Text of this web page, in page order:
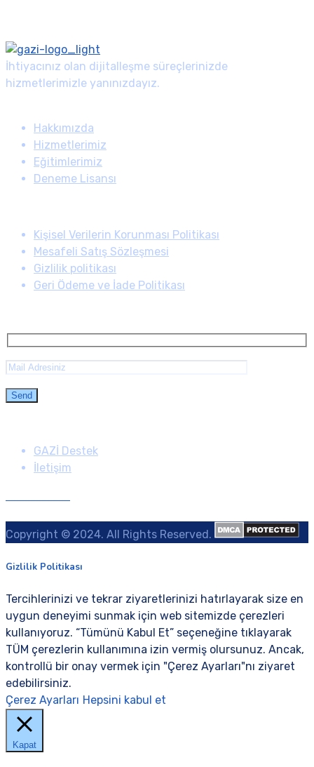
İhtiyacınız olan dijitalleşme süreçlerinizde
hizmetlerimizle yanınızdayız.
Hakkımızda
Hizmetlerimiz
Eğitimlerimiz
Deneme Lisansı
Kişisel Verilerin Korunması Politikası
Mesafeli Satış Sözleşmesi
Gizlilik politikası
Geri Ödeme ve İade Politikası
GAZİ Destek
İletişim
Copyright © 2024. All Rights Reserved.
Gizlilik Politikası
Tercihlerinizi ve tekrar ziyaretlerinizi hatırlayarak size en
uygun deneyimi sunmak için web sitemizde çerezleri
kullanıyoruz. “Tümünü Kabul Et” seçeneğine tıklayarak
TÜM çerezlerin kullanımına izin vermiş olursunuz. Ancak,
kontrollü bir onay vermek için "Çerez Ayarları"nı ziyaret
edebilirsiniz.
Çerez Ayarları Hepsini kabul et
Kapat